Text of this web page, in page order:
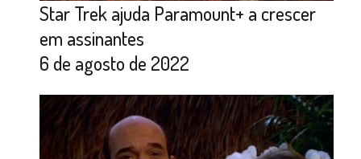
Star Trek ajuda Paramount+ a crescer
em assinantes
6 de agosto de 2022